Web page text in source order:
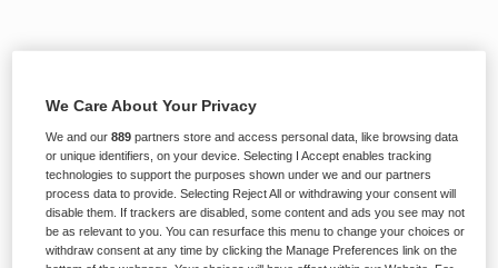
BRANCHE
Ziekenhuis
AANSTELLING
Tijdelijk met uitzicht op vast
PLAATSINGSDATUM
10 september 2025
NIVEAU
HBO
ERVARING DIENSTVERBAND
We Care About Your Privacy
We and our889 partners store and access personal data, like browsing data
or unique identifiers, on your device. Selecting I Accept enables tracking
technologies to support the purposes shown under we and our partners
process data to provide. Selecting Reject All or withdrawing your consent will
disable them. If trackers are disabled, some content and ads you see may not
be as relevant to you. You can resurface this menu to change your choices or
withdraw consent at any time by clicking the Manage Preferences link on the